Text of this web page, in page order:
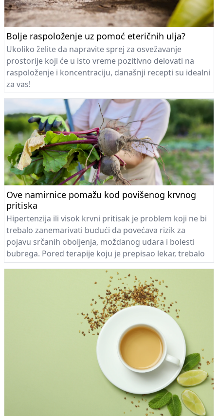
Bolje raspoloženje uz pomoć eteričnih ulja?
Ukoliko želite da napravite sprej za osvežavanje
prostorije koji će u isto vreme pozitivno delovati na
raspoloženje i koncentraciju, današnji recepti su idealni
za vas!
Ove namirnice pomažu kod povišenog krvnog
pritiska
Hipertenzija ili visok krvni pritisak je problem koji ne bi
trebalo zanemarivati budući da povećava rizik za
pojavu srčanih oboljenja, moždanog udara i bolesti
bubrega. Pored terapije koju je prepisao lekar, trebalo
bi povesti računa i o ishrani...